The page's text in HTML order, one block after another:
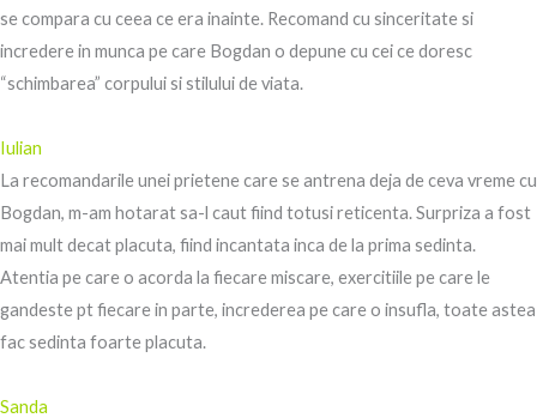
se compara cu ceea ce era inainte. Recomand cu sinceritate si
incredere in munca pe care Bogdan o depune cu cei ce doresc
“schimbarea” corpului si stilului de viata.
Iulian
La recomandarile unei prietene care se antrena deja de ceva vreme cu
Bogdan, m-am hotarat sa-l caut fiind totusi reticenta. Surpriza a fost
mai mult decat placuta, fiind incantata inca de la prima sedinta.
Atentia pe care o acorda la fiecare miscare, exercitiile pe care le
gandeste pt fiecare in parte, increderea pe care o insufla, toate astea
fac sedinta foarte placuta.
Sanda